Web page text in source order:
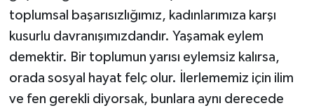
toplumsal başarısızlığımız, kadınlarımıza karşı
kusurlu davranışımızdandır. Yaşamak eylem
demektir. Bir toplumun yarısı eylemsiz kalırsa,
orada sosyal hayat felç olur. İlerlememiz için ilim
ve fen gerekli diyorsak, bunlara aynı derecede